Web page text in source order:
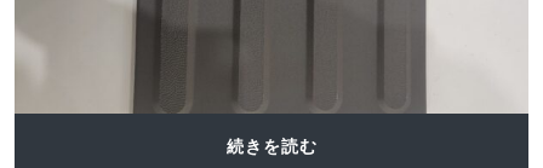
続きを読む